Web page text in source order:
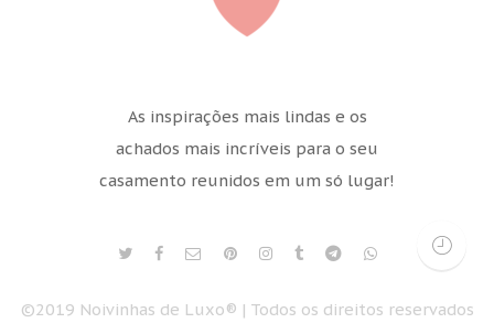
As inspirações mais lindas e os
achados mais incríveis para o seu
casamento reunidos em um só lugar!
©2019 Noivinhas de Luxo® | Todos os direitos reservados